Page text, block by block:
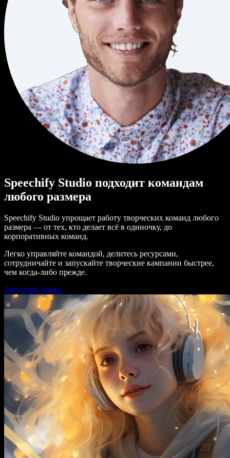
Speechify Studio подходит командам
любого размера
Speechify Studio упрощает работу творческих команд любого
размера — от тех, кто делает всё в одиночку, до
корпоративных команд.
Легко управляйте командой, делитесь ресурсами,
сотрудничайте и запускайте творческие кампании быстрее,
чем когда-либо прежде.
Запустить Studio